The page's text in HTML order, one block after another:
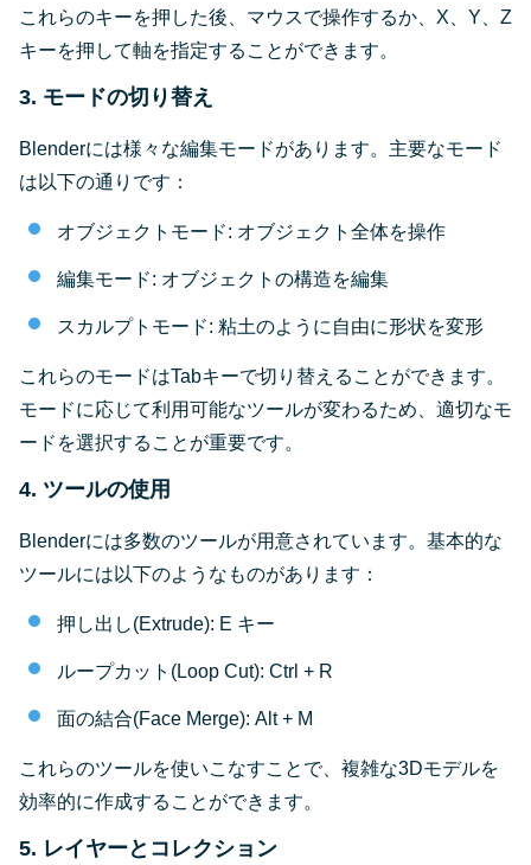
これらのキーを押した後、マウスで操作するか、X、Y、Z
キーを押して軸を指定することができます。
3. モードの切り替え
Blenderには様々な編集モードがあります。主要なモード
は以下の通りです：
オブジェクトモード: オブジェクト全体を操作
編集モード: オブジェクトの構造を編集
スカルプトモード: 粘土のように自由に形状を変形
これらのモードはTabキーで切り替えることができます。
モードに応じて利用可能なツールが変わるため、適切なモ
ードを選択することが重要です。
4. ツールの使用
Blenderには多数のツールが用意されています。基本的な
ツールには以下のようなものがあります：
押し出し(Extrude): E キー
ループカット(Loop Cut): Ctrl + R
面の結合(Face Merge): Alt + M
これらのツールを使いこなすことで、複雑な3Dモデルを
効率的に作成することができます。
5. レイヤーとコレクション